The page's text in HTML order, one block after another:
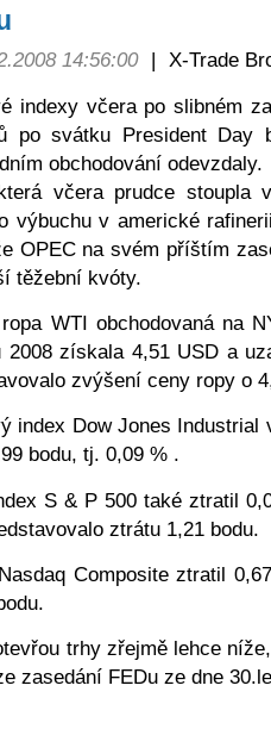
14:56:00 | X-Trade
indexy včera po slibném
po svátku President Day
obchodování
včera prudce stoupla
výbuchu v americké
OPEC na svém příštím
těžební kvóty.
WTI obchodovaná na
2008 získala 4,51 USD a
zvýšení ceny ropy o
index Dow Jones
bodu, tj. 0,09 % .
S & P 500 také ztratil
ztrátu 1,21 bodu.
Composite ztratil
trhy zřejmě lehce
zasedání FEDu ze dne